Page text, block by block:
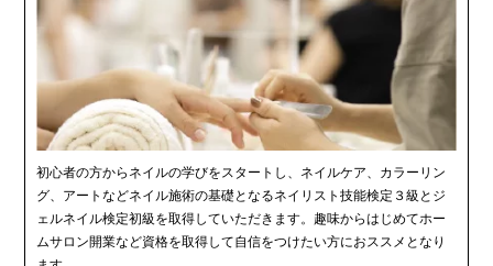
初心者の方からネイルの学びをスタートし、ネイルケア、カラーリン
グ、アートなどネイル施術の基礎となるネイリスト技能検定３級とジ
ェルネイル検定初級を取得していただきます。趣味からはじめてホー
ムサロン開業など資格を取得して自信をつけたい方におススメとなり